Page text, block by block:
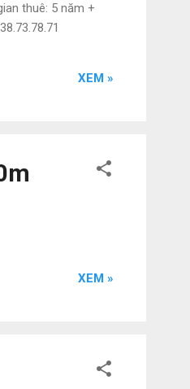
thuê: 5 năm +
XEM »
XEM »